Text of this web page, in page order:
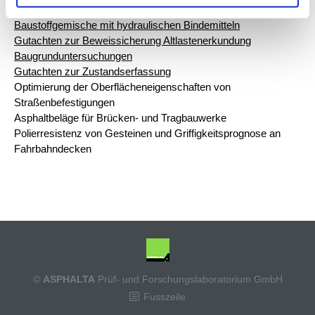
Güteüberwachung von Recyclingmaterialien
Baustoffgemische mit hydraulischen Bindemitteln
Gutachten zur Beweissicherung Altlastenerkundung
Baugrunduntersuchungen
Gutachten zur Zustandserfassung
Optimierung der Oberflächeneigenschaften von
Straßenbefestigungen
Asphaltbeläge für Brücken- und Tragbauwerke
Polierresistenz von Gesteinen und Griffigkeitsprognose an
Fahrbahndecken
© ASPHALTA Prüf- und Forschungslaboratorium GmbH
Fusszeile